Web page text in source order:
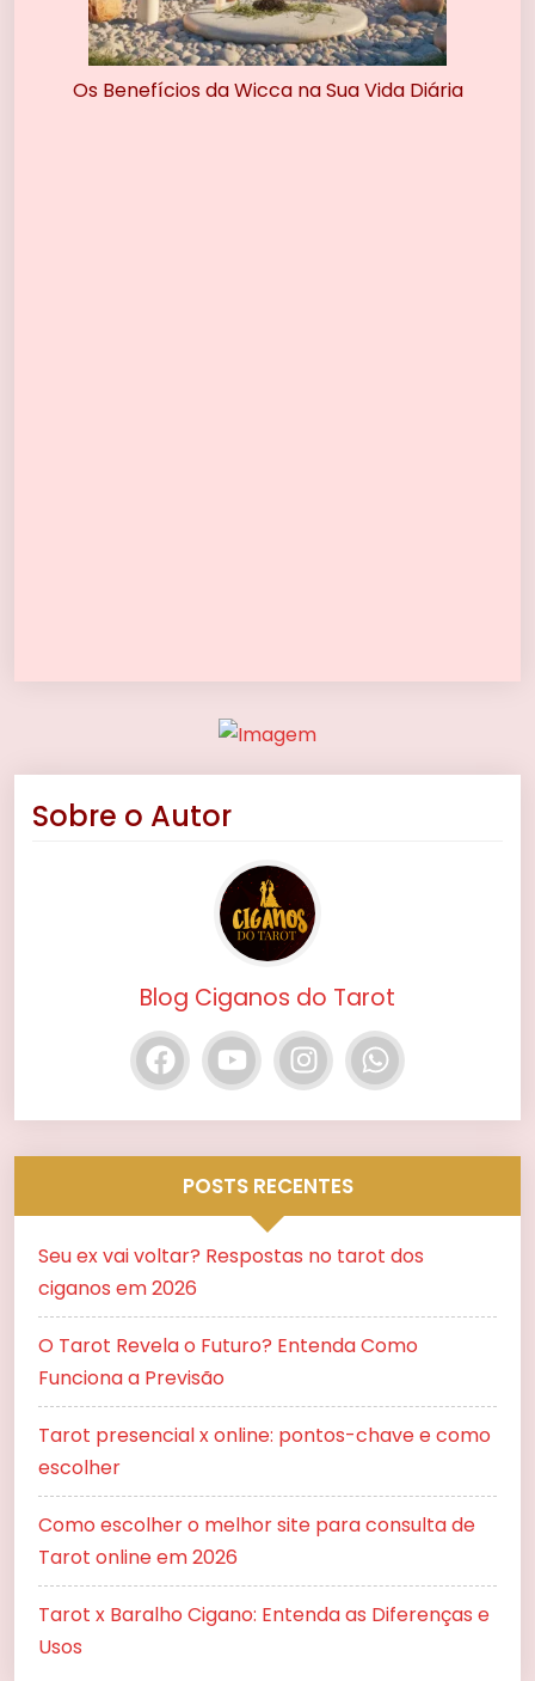
Os Benefícios da Wicca na Sua Vida Diária
Sobre o Autor
Blog Ciganos do Tarot
POSTS RECENTES
Seu ex vai voltar? Respostas no tarot dos
ciganos em 2026
O Tarot Revela o Futuro? Entenda Como
Funciona a Previsão
Tarot presencial x online: pontos-chave e como
escolher
Como escolher o melhor site para consulta de
Tarot online em 2026
Tarot x Baralho Cigano: Entenda as Diferenças e
Usos